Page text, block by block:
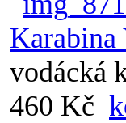
vodácká
460 Kč